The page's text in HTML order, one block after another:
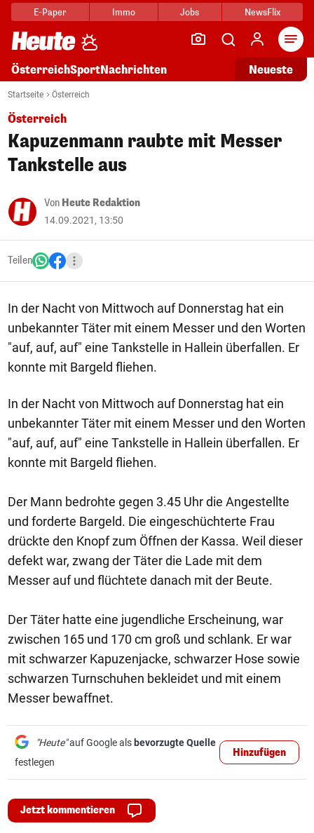
E-Paper Immo Jobs NewsFlix
ÖsterreichSportNachrichten Neueste
Startseite Österreich
Österreich
Kapuzenmann raubte mit Messer
Tankstelle aus
Von Heute Redaktion
14.09.2021, 13:50
Teilen
In der Nacht von Mittwoch auf Donnerstag hat ein
unbekannter Täter mit einem Messer und den Worten
"auf, auf, auf" eine Tankstelle in Hallein überfallen. Er
konnte mit Bargeld fliehen.
In der Nacht von Mittwoch auf Donnerstag hat ein
unbekannter Täter mit einem Messer und den Worten
"auf, auf, auf" eine Tankstelle in Hallein überfallen. Er
konnte mit Bargeld fliehen.
Der Mann bedrohte gegen 3.45 Uhr die Angestellte
und forderte Bargeld. Die eingeschüchterte Frau
drückte den Knopf zum Öffnen der Kassa. Weil dieser
defekt war, zwang der Täter die Lade mit dem
Messer auf und flüchtete danach mit der Beute.
Der Täter hatte eine jugendliche Erscheinung, war
zwischen 165 und 170 cm groß und schlank. Er war
mit schwarzer Kapuzenjacke, schwarzer Hose sowie
schwarzen Turnschuhen bekleidet und mit einem
Messer bewaffnet.
"Heute"auf Google als bevorzugte Quelle
festlegen
Hinzufügen
Jetzt kommentieren